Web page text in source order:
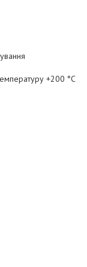
+200 °C